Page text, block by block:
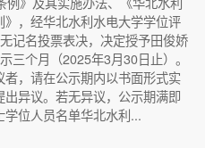
，经华北水利水电大学学位评
记名投票表决，决定授予田俊娇
三个月（2025年3月30日止）。
，请在公示期内以书面形式实
异议。若无异议，公示期满即
位人员名单华北水利...